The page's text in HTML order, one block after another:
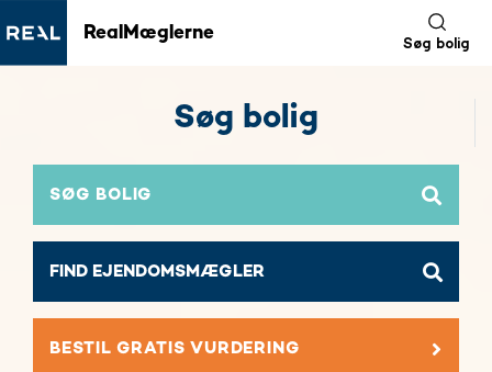
RealMæglerne
Søg bolig
Søg bolig
SØG BOLIG
BESTIL GRATIS VURDERING